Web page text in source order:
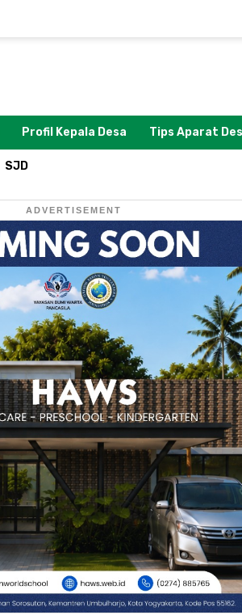
Profil Kepala Desa Tips Aparat
SJD
ADVERTISEMENT